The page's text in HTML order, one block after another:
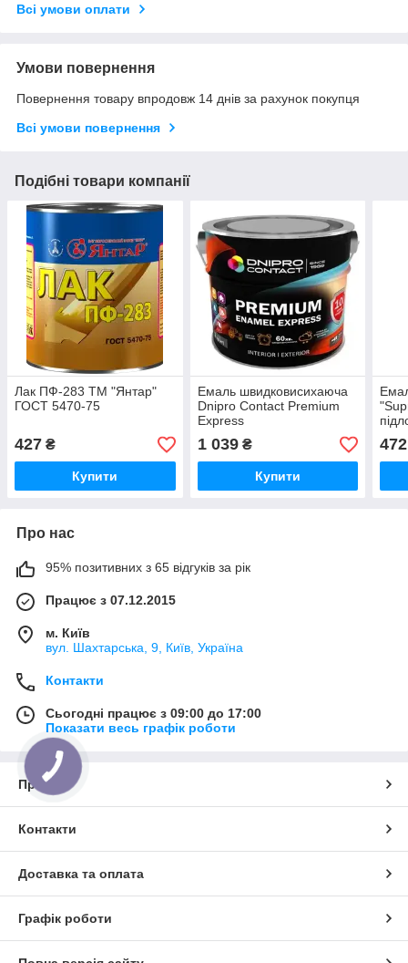
Всі умови оплати
Умови повернення
Повернення товару впродовж 14 днів за рахунок покупця
Всі умови повернення
Подібні товари компанії
Лак ПФ-283 ТМ "Янтар"
ГОСТ 5470-75
427 ₴
Купити
Емаль швидковисихаюча
Dnipro Contact Premium
Express
1 039₴
Купити
472
Про нас
95% позитивних з 65 відгуків за рік
Працює з 07.12.2015
м. Київ
вул. Шахтарська, 9, Київ, Україна
Контакти
Сьогодні працює з 09:00 до 17:00
Показати весь графік роботи
Про нас
Контакти
Доставка та оплата
Графік роботи